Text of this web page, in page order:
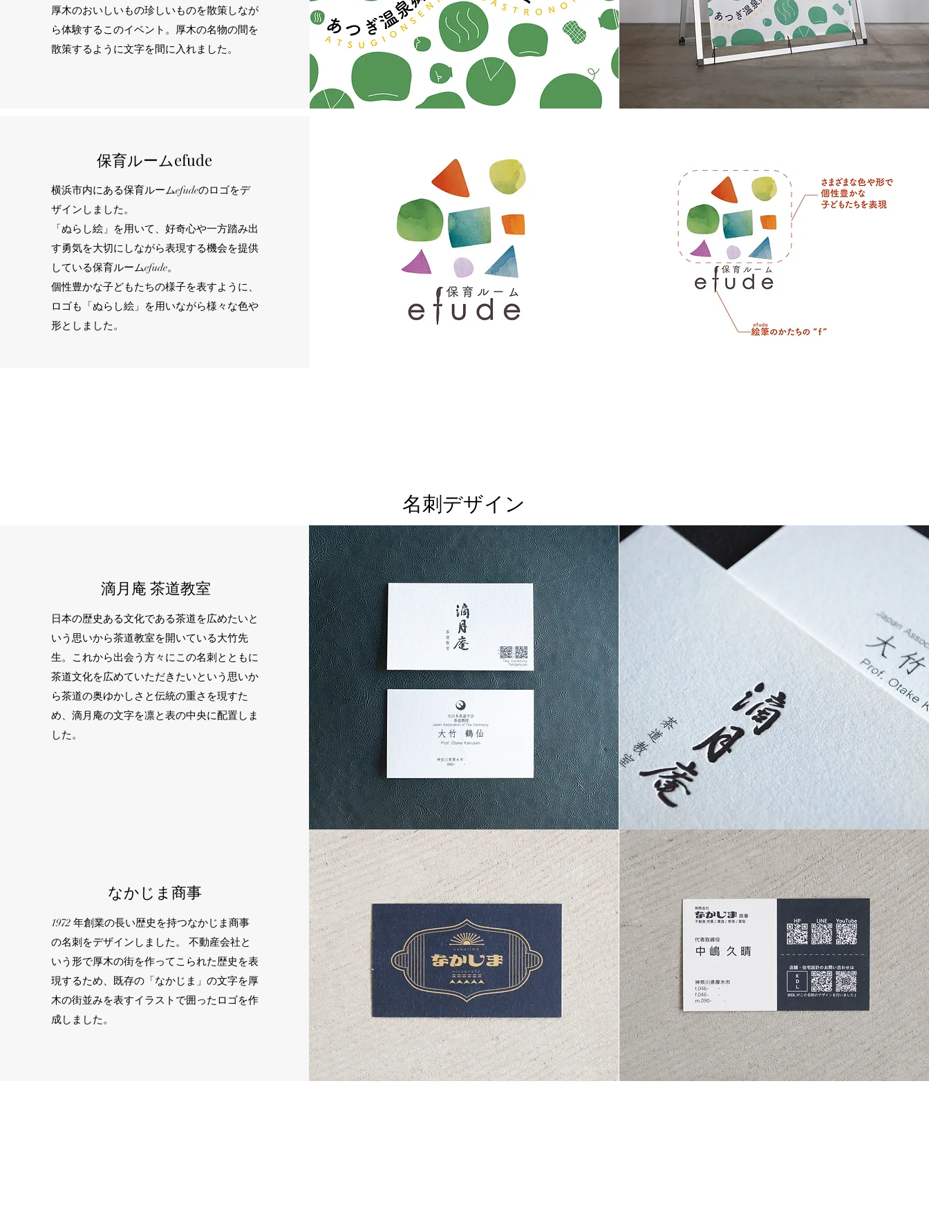
厚木のおいしいもの珍しいものを散策しなが
ら体験するこのイベント。厚木の名物の間を
散策するように文字を間に入れました。
保育ルームefude
横浜市内にある保育ルームefudeのロゴをデ
ザインしました。
「ぬらし絵」を用いて、好奇心や一方踏み出
す勇気を大切にしながら表現する機会を提供
している保育ルームefude。
個性豊かな子どもたちの様子を表すように、
ロゴも「ぬらし絵」を用いながら様々な色や
形としました。
名刺デザイン
滴月庵 茶道教室
日本の歴史ある文化である茶道を広めたいと
いう思いから茶道教室を開いている大竹先
生。これから出会う方々にこの名刺とともに
茶道文化を広めていただきたいという思いか
ら茶道の奥ゆかしさと伝統の重さを現すた
め、滴月庵の文字を凛と表の中央に配置しま
した。
なかじま商事
1972 年創業の長い歴史を持つなかじま商事
の名刺をデザインしました。 不動産会社と
いう形で厚木の街を作ってこられた歴史を表
現するため、既存の「なかじま」の文字を厚
木の街並みを表すイラストで囲ったロゴを作
成しました。